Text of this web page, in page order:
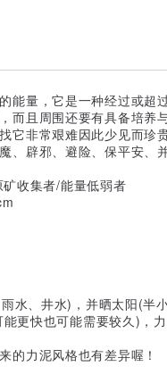
能量，它是一种经过或超
而且周围还要有具备培养
它非常艰难因此少见而珍贵
、辟邪、避险、保平安、
收集者/能量低弱者
水、井水)，并晒太阳(半
更快也可能需要较久)，
的力泥风格也有差异喔！